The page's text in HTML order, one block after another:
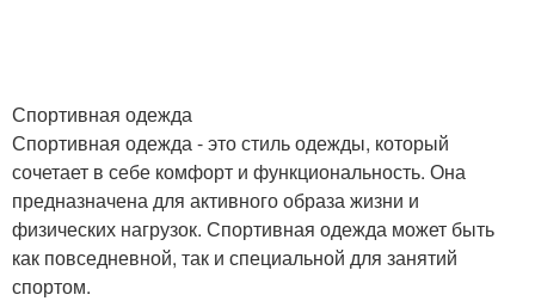
Спортивная одежда
Спортивная одежда - это стиль одежды, который
сочетает в себе комфорт и функциональность. Она
предназначена для активного образа жизни и
физических нагрузок. Спортивная одежда может быть
как повседневной, так и специальной для занятий
спортом.